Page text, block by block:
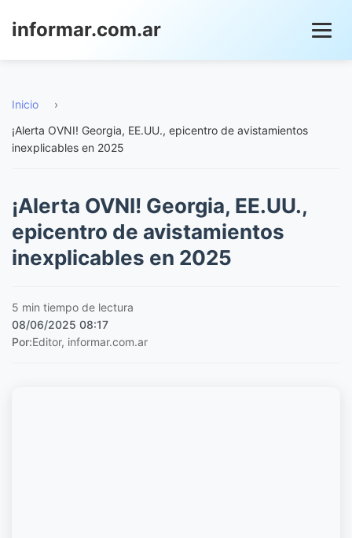
informar.com.ar
Inicio
›
¡Alerta OVNI! Georgia, EE.UU., epicentro de avistamientos
inexplicables en 2025
¡Alerta OVNI! Georgia, EE.UU.,
epicentro de avistamientos
inexplicables en 2025
5 min tiempo de lectura
08/06/2025 08:17
Por:Editor, informar.com.ar